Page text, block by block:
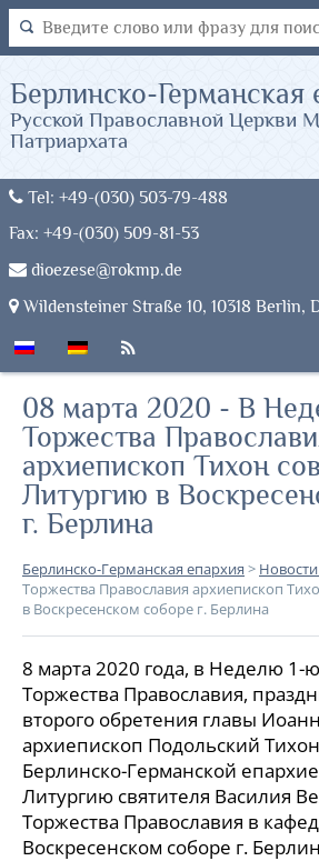
Tel: +49-(030) 503-79-488
Fax: +49-(030) 509-81-53
dioezese@rokmp.de
Wildensteiner Straße 10, 10318 Berlin,
Берлинско-Германская
Русской Православной Церкви
Патриархата
08 марта 2020 - В
Торжества
архиепископ Тихон
Литургию в
г. Берлина
Берлинско-Германская епархия >
Торжества Православия архиепископ
в Воскресенском соборе г. Берлина
8 марта 2020 года, в Неделю 1-
Торжества Православия,
второго обретения главы
архиепископ Подольский
Берлинско-Германской
Литургию святителя Василия
Торжества Православия в
Воскресенском соборе г.